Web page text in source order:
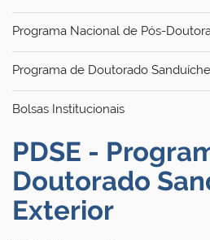
Programa Nacional de Pós-
Programa de Doutorado
Bolsas Institucionais
PDSE -
Doutorado
Exterior